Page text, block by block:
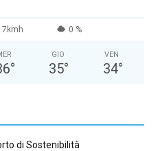
0 %
°
GIO
35°
VEN
34°
di Sostenibilità